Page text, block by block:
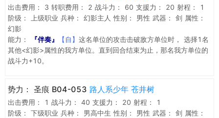
出击费用： 3 转职费用： 2 战斗力： 60 支援力： 20 射程：
1
阶级：
上级职业 兵种： 幻影主人 性别： 男性 武器： 剑 属性：
幻影
能力：
『伴奏』 【自】 这名单位的攻击击破敌方单位时， 选择1名
其他<幻影>属性的我方单位。直到回合结束为止，那名我方单位的
战斗力+10。
势力： 圣痕 B04-053 路人系少年 苍井树
出击费用： 1 战斗力： 40 支援力： 20 射程：
1
阶级：
下级职业 兵种： 男高中生 性别： 男性 武器： 剑 属性：